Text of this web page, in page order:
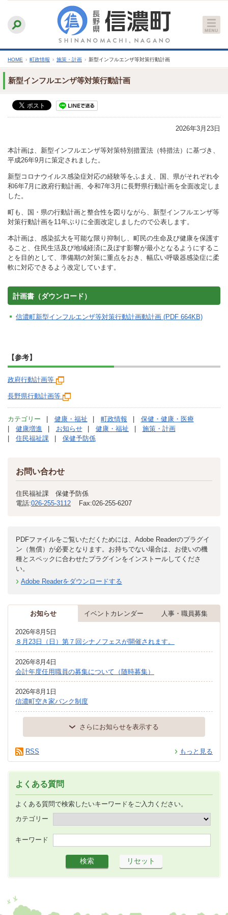
文
へ
ふりがなをつける
文字サイズ
縮小 標準 拡大
HOME › 町政情報 › 施策・計画 › 新型インフルエンザ等対策行動計画
新型インフルエンザ等対策行動計画
2026年3月23日
本計画は、新型インフルエンザ等対策特別措置法（特措法）に基づき、
平成26年9月に策定されました。
新型コロナウイルス感染症対応の経験等をふまえ、国、県がそれぞれ令
和6年7月に政府行動計画、令和7年3月に長野県行動計画を全面改定しま
した。
町も、国・県の行動計画と整合性を図りながら、新型インフルエンザ等
対策行動計画を11年ぶりに全面改定しましたので公表します。
本計画は、感染拡大を可能な限り抑制し、町民の生命及び健康を保護す
ること、住民生活及び地域経済に及ぼす影響が最小となるようにするこ
とを目的として、準備期の対策に重点をおき、幅広い呼吸器感染症に柔
軟に対応できるよう改定しています。
計画書（ダウンロード）
信濃町新型インフルエンザ等対策行動計画動計画 (PDF 664KB)
【参考】
政府行動計画等
長野県行動計画等
カテゴリー 健康・福祉 町政情報
保健・健康・医療
健康増進
お知らせ 健康・福祉
施策・計画
住民福祉課
保健予防係
お問い合わせ
住民福祉課 保健予防係
電話:026-255-3112 Fax:026-255-6207
PDFファイルをご覧いただくためには、Adobe Readerのプラグイ
ン（無償）が必要となります。お持ちでない場合は、お使いの機
種とスペックに合わせたプラグインをインストールしてくださ
い。
Adobe Readerをダウンロードする
お知らせ イベントカレンダー 人事・職員募集
2026年8月5日
８月23日（日）第７回シナノフェスが開催されます。
2026年8月4日
会計年度任用職員の募集について（随時募集）
2026年8月1日
信濃町空き家バンク制度
さらにお知らせを表示する
もっと見る
RSS
よくある質問
よくある質問で検索したいキーワードをご入力ください。
カテゴリー
キーワード